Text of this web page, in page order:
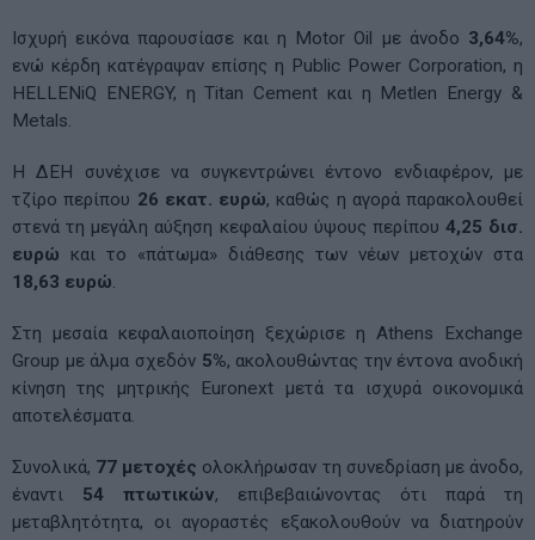
Ισχυρή εικόνα παρουσίασε και η Motor Oil με άνοδο 3,64%,
ενώ κέρδη κατέγραψαν επίσης η Public Power Corporation, η
HELLENiQ ENERGY, η Titan Cement και η Metlen Energy &
Metals.
Η ΔΕΗ συνέχισε να συγκεντρώνει έντονο ενδιαφέρον, με
τζίρο περίπου 26 εκατ. ευρώ, καθώς η αγορά παρακολουθεί
στενά τη μεγάλη αύξηση κεφαλαίου ύψους περίπου 4,25 δισ.
ευρώ και το «πάτωμα» διάθεσης των νέων μετοχών στα
18,63 ευρώ.
Στη μεσαία κεφαλαιοποίηση ξεχώρισε η Athens Exchange
Group με άλμα σχεδόν 5%, ακολουθώντας την έντονα ανοδική
κίνηση της μητρικής Euronext μετά τα ισχυρά οικονομικά
αποτελέσματα.
Συνολικά, 77 μετοχές ολοκλήρωσαν τη συνεδρίαση με άνοδο,
έναντι 54 πτωτικών, επιβεβαιώνοντας ότι παρά τη
μεταβλητότητα, οι αγοραστές εξακολουθούν να διατηρούν